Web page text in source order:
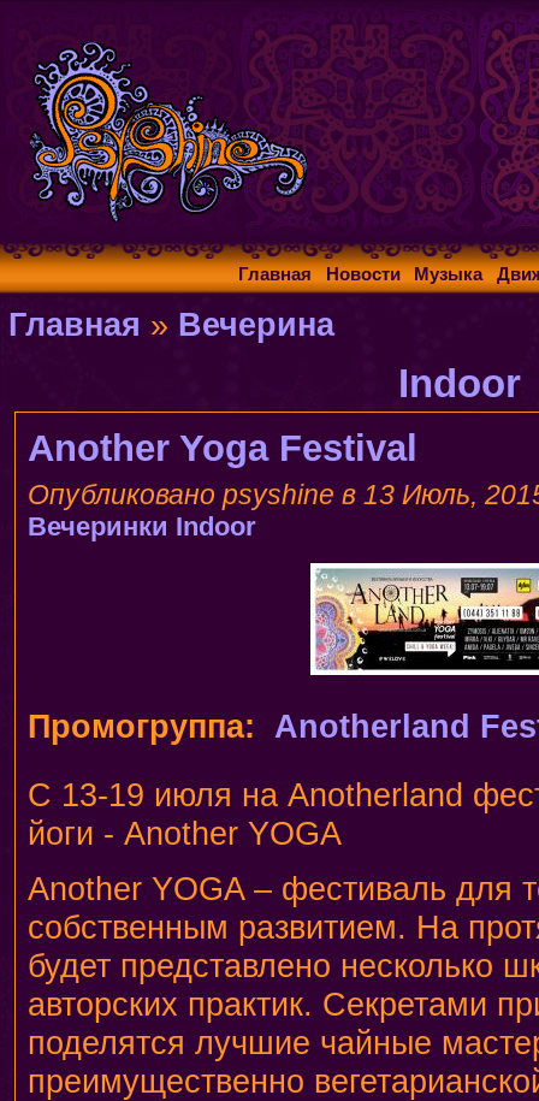
Главная Новости Музыка
Главная » Вечерина
Indoor
Another Yoga Festival
Опубликовано psyshine в 13 Июль,
Вечеринки Indoor
Промогруппа:
Anotherland
С 13-19 июля на Anotherland
йоги - Another YOGA
Another YOGA – фестиваль для
собственным развитием. На
будет представлено несколько
авторских практик. Секретами
поделятся лучшие чайные
преимущественно